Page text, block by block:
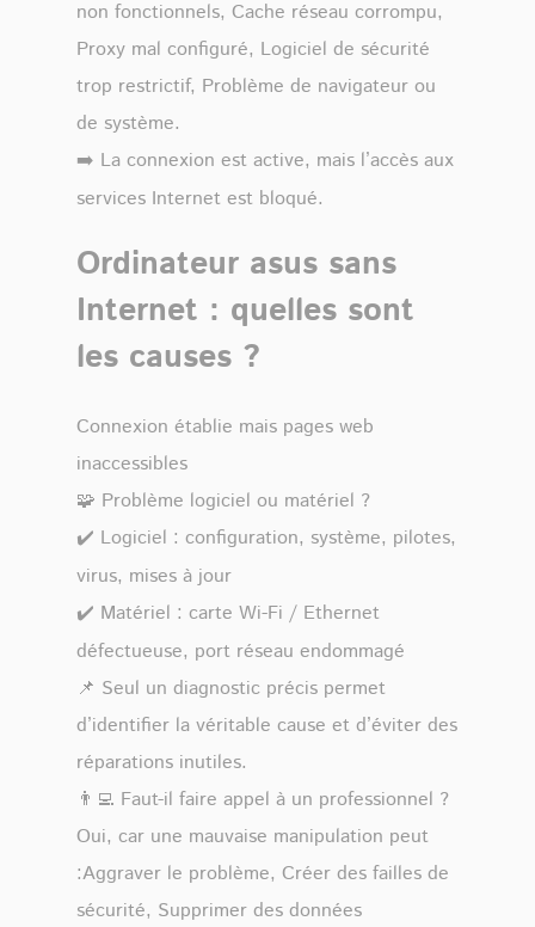
non fonctionnels, Cache réseau corrompu,
Proxy mal configuré, Logiciel de sécurité
trop restrictif, Problème de navigateur ou
de système.
➡️ La connexion est active, mais l’accès aux
services Internet est bloqué.
Ordinateur asus sans
Internet : quelles sont
les causes ?
Connexion établie mais pages web
inaccessibles
🧩 Problème logiciel ou matériel ?
✔️ Logiciel : configuration, système, pilotes,
virus, mises à jour
✔️ Matériel : carte Wi-Fi / Ethernet
défectueuse, port réseau endommagé
📌 Seul un diagnostic précis permet
d’identifier la véritable cause et d’éviter des
réparations inutiles.
👨‍💻 Faut-il faire appel à un professionnel ?
Oui, car une mauvaise manipulation peut
:Aggraver le problème, Créer des failles de
sécurité, Supprimer des données